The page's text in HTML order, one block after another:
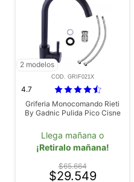
2 modelos
COD. GRIF021X
4.7
Griferia Monocomando Rieti
By Gadnic Pulida Pico Cisne
Llega mañana o
¡Retiralo mañana!
$65.664
$29.549